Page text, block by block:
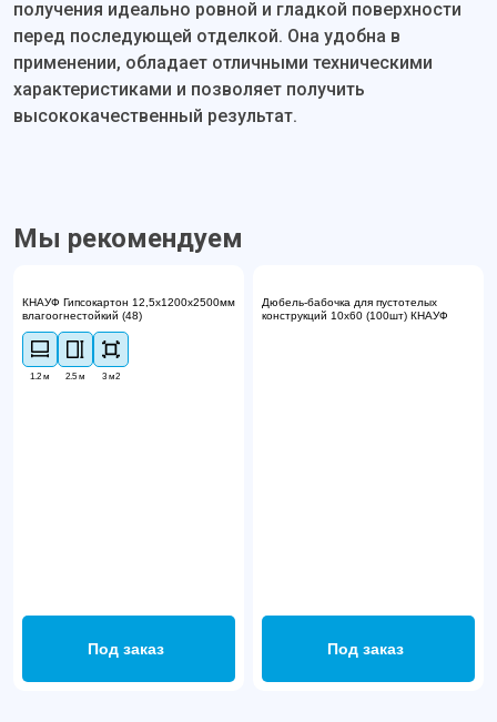
получения идеально ровной и гладкой поверхности
перед последующей отделкой. Она удобна в
применении, обладает отличными техническими
характеристиками и позволяет получить
высококачественный результат.
Мы рекомендуем
КНАУФ Гипсокартон 12,5х1200х2500мм
влагоогнестойкий (48)
1.2 м 2.5 м 3 м2
Под заказ
Дюбель-бабочка для пустотелых
конструкций 10х60 (100шт) КНАУФ
Под заказ